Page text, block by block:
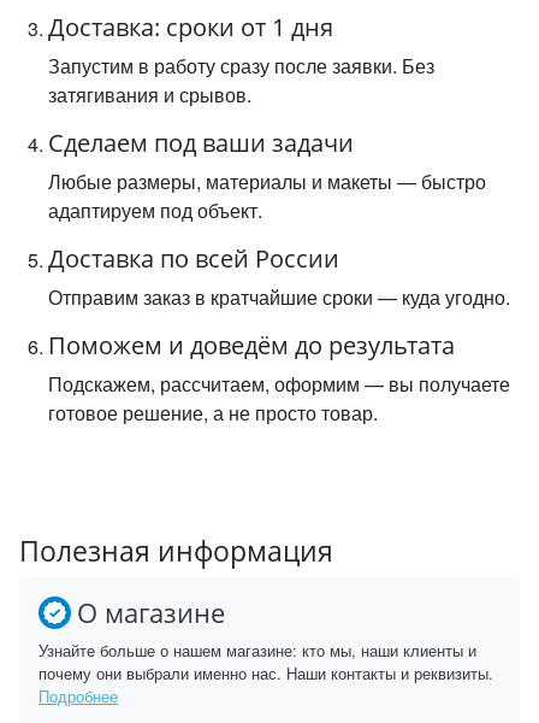
Доставка: сроки от 1 дня
Запустим в работу сразу после заявки. Без
затягивания и срывов.
Сделаем под ваши задачи
Любые размеры, материалы и макеты — быстро
адаптируем под объект.
Доставка по всей России
Отправим заказ в кратчайшие сроки — куда угодно.
Поможем и доведём до результата
Подскажем, рассчитаем, оформим — вы получаете
готовое решение, а не просто товар.
Полезная информация
О магазине
Узнайте больше о нашем магазине: кто мы, наши клиенты и
почему они выбрали именно нас. Наши контакты и реквизиты.
Подробнее